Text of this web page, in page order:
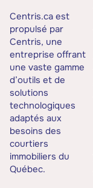
Centris.ca est
propulsé par
Centris, une
entreprise offrant
une vaste gamme
d’outils et de
solutions
technologiques
adaptés aux
besoins des
courtiers
immobiliers du
Québec.